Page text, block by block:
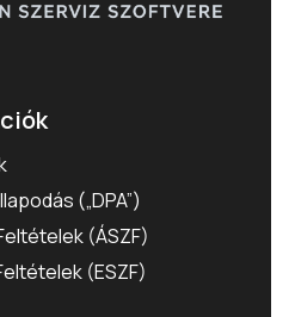
(„DPA”)
(ÁSZF)
(ESZF)